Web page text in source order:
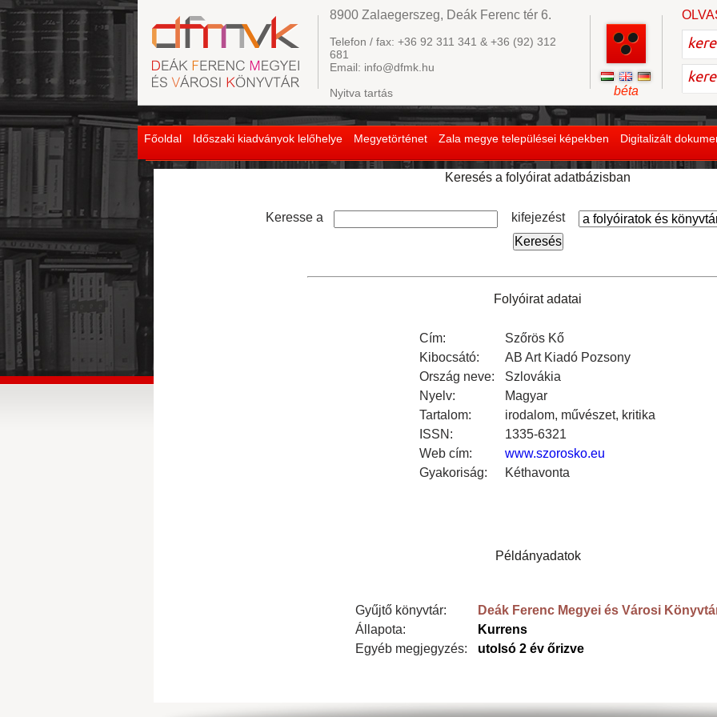
Főoldal Időszaki kiadványok lelőhelye Megyetörténet Zala megye települései képekben Digitalizált
8900 Zalaegerszeg, Deák Ferenc tér 6.
Telefon / fax: +36 92 311 341 & +36 (92) 312
681
Email: info@dfmk.hu
Nyitva tartás
béta
Keresés a folyóirat adatbázisban
Keresse a kifejezést
Folyóirat adatai
Cím:
Szőrös Kő
Kibocsátó:
AB Art Kiadó Pozsony
Ország neve:
Szlovákia
Nyelv:
Magyar
Tartalom:
irodalom, művészet, kritika
ISSN:
1335-6321
Web cím:
www.szorosko.eu
Gyakoriság:
Kéthavonta
Példányadatok
Gyűjtő könyvtár:
Deák Ferenc Megyei és Városi
Állapota:
Kurrens
Egyéb megjegyzés:
utolsó 2 év őrizve